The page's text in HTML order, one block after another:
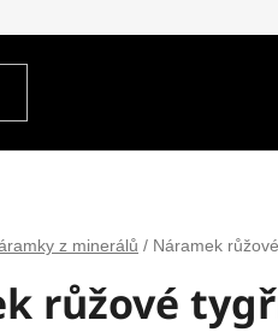
Výměna, vrácení,
z minerálů / Náramek
růžové